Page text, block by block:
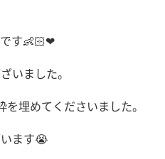
す👶🏻❤︎
いました。
埋めてくださいました。
ます😭